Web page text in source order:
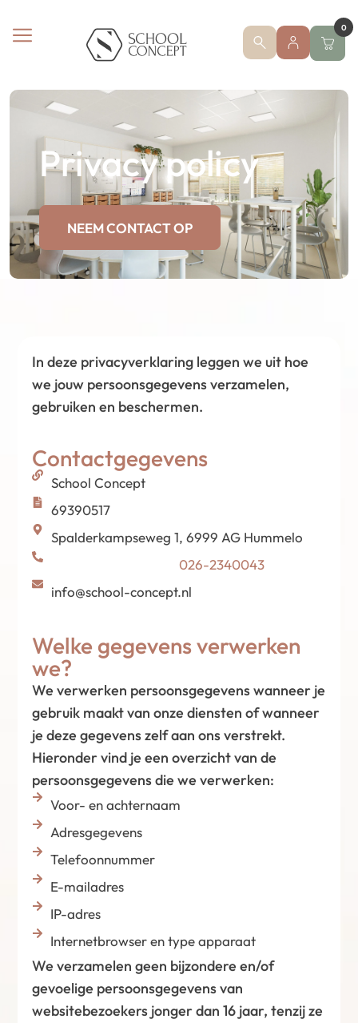
0
Privacy policy
NEEM CONTACT OP
In deze privacyverklaring leggen we uit hoe
we jouw persoonsgegevens verzamelen,
gebruiken en beschermen.
Contactgegevens
School Concept
69390517
Spalderkampseweg 1, 6999 AG Hummelo
026-2340043
info@school-concept.nl
Welke gegevens verwerken
we?
We verwerken persoonsgegevens wanneer je
gebruik maakt van onze diensten of wanneer
je deze gegevens zelf aan ons verstrekt.
Hieronder vind je een overzicht van de
persoonsgegevens die we verwerken:
Voor- en achternaam
Adresgegevens
Telefoonnummer
E-mailadres
IP-adres
Internetbrowser en type apparaat
We verzamelen geen bijzondere en/of
gevoelige persoonsgegevens van
websitebezoekers jonger dan 16 jaar, tenzij ze